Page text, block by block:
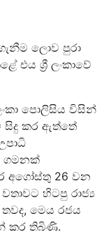
ලොව පුරා
එය ශ්‍රී ලංකාවේ
පොලිසිය විසින්
සිදු කර ඇත්තේ
ගමනක්
අගෝස්තු 26 වන
හිටපු රාජ්‍ය
මෙය රජය
කර තිබිණි.